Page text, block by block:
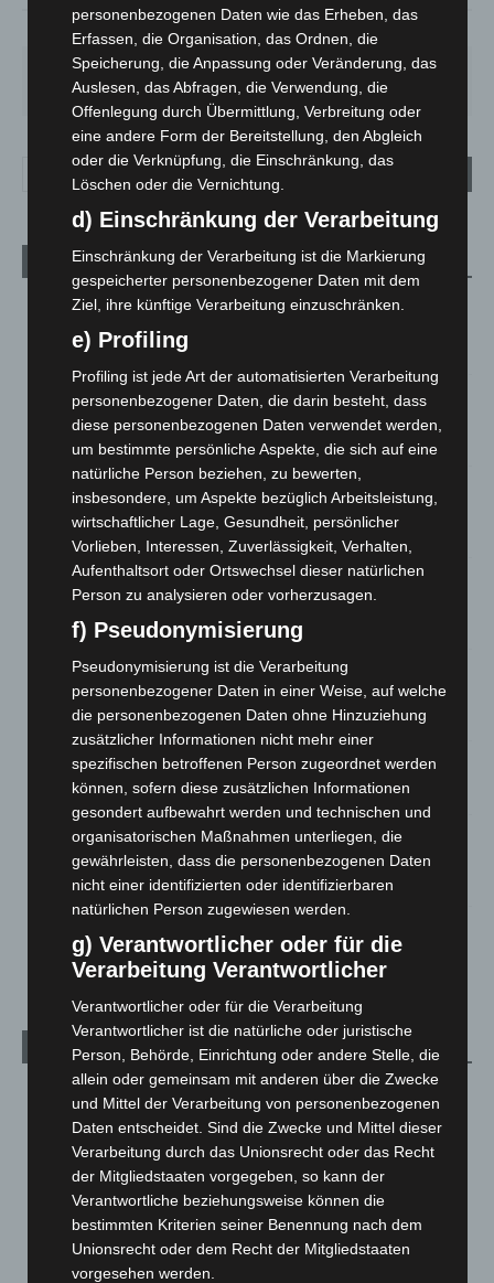
SA.
27°
SO.
34°
MO.
27°
DI.
23°
MI.
Aktuelle Beiträge
Niedersachsen: Feuerwehrkräfte kehren nach
7. August 2026
Hannover: Erste Tigermücken-Population in Niedersachsen
entdeckt
7. August 2026
Brand im „Haus der Begegnung“ in Neuwarmbüchen schnell
eingedämmt
Region Hannover: 21 neue Notfallsanitäter starten beim
Roten Kreuz
5. August 2026
Mann läuft mit Hockeyschläger über A7 – Polizei sucht
Zeugen
5. August 2026
Celle: Mensch stirbt bei Bagger-Unfall auf Baustelle
5. August 2026
Gasleitung bei McDonald’s-Umbau in Langenhagen
beschädigt
5. August 2026
Anklage nach Abschaltung von „Archetyp Market“ erhoben
3. August 2026
Kategorien
Blaulicht
Corona-News
712
Hannover und Region
5.037
Langenhagen und Ortsteile
Leserbriefe
Menschen
personenbezogenen Daten wie das Erheben, das
Erfassen, die Organisation, das Ordnen, die
Speicherung, die Anpassung oder Veränderung, das
Auslesen, das Abfragen, die Verwendung, die
Offenlegung durch Übermittlung, Verbreitung oder
eine andere Form der Bereitstellung, den Abgleich
oder die Verknüpfung, die Einschränkung, das
Löschen oder die Vernichtung.
d) Einschränkung der Verarbeitung
Einschränkung der Verarbeitung ist die Markierung
gespeicherter personenbezogener Daten mit dem
Ziel, ihre künftige Verarbeitung einzuschränken.
e) Profiling
Profiling ist jede Art der automatisierten Verarbeitung
personenbezogener Daten, die darin besteht, dass
diese personenbezogenen Daten verwendet werden,
um bestimmte persönliche Aspekte, die sich auf eine
natürliche Person beziehen, zu bewerten,
insbesondere, um Aspekte bezüglich Arbeitsleistung,
wirtschaftlicher Lage, Gesundheit, persönlicher
Vorlieben, Interessen, Zuverlässigkeit, Verhalten,
Aufenthaltsort oder Ortswechsel dieser natürlichen
Person zu analysieren oder vorherzusagen.
f) Pseudonymisierung
Pseudonymisierung ist die Verarbeitung
personenbezogener Daten in einer Weise, auf welche
die personenbezogenen Daten ohne Hinzuziehung
zusätzlicher Informationen nicht mehr einer
spezifischen betroffenen Person zugeordnet werden
können, sofern diese zusätzlichen Informationen
gesondert aufbewahrt werden und technischen und
organisatorischen Maßnahmen unterliegen, die
gewährleisten, dass die personenbezogenen Daten
nicht einer identifizierten oder identifizierbaren
natürlichen Person zugewiesen werden.
g) Verantwortlicher oder für die
Verarbeitung Verantwortlicher
Verantwortlicher oder für die Verarbeitung
Verantwortlicher ist die natürliche oder juristische
Person, Behörde, Einrichtung oder andere Stelle, die
allein oder gemeinsam mit anderen über die Zwecke
und Mittel der Verarbeitung von personenbezogenen
Daten entscheidet. Sind die Zwecke und Mittel dieser
Verarbeitung durch das Unionsrecht oder das Recht
der Mitgliedstaaten vorgegeben, so kann der
Verantwortliche beziehungsweise können die
bestimmten Kriterien seiner Benennung nach dem
Unionsrecht oder dem Recht der Mitgliedstaaten
vorgesehen werden.